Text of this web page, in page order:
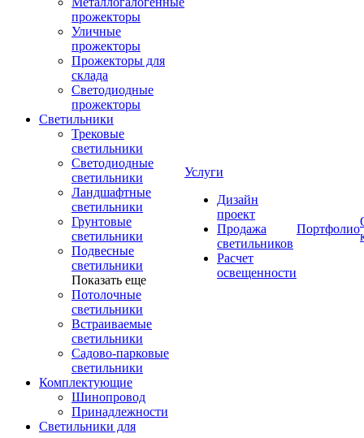
прожекторы
Уличные
прожекторы
Прожекторы для
склада
Светодиодные
прожекторы
Светильники
Трековые
светильники
Светодиодные
светильники
Ландшафтные
светильники
Грунтовые
светильники
Подвесные
светильники
Показать еще
Потолочные
светильники
Встраиваемые
светильники
Садово-парковые
светильники
Комплектующие
Шинопровод
Принадлежности
Светильники для
Услуги
Дизайн
проект
Продажа
светильников
Расчет
освещенности
Портфолио